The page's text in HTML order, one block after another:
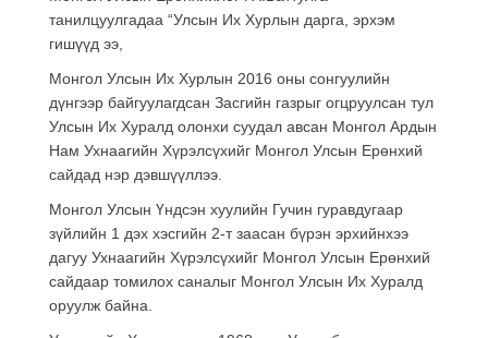
танилцуулгадаа “Улсын Их Хурлын дарга, эрхэм
гишүүд ээ,
Монгол Улсын Их Хурлын 2016 оны сонгуулийн
дүнгээр байгуулагдсан Засгийн газрыг огцруулсан тул
Улсын Их Хуралд олонхи суудал авсан Монгол Ардын
Нам Ухнаагийн Хүрэлсүхийг Монгол Улсын Ерөнхий
сайдад нэр дэвшүүллээ.
Монгол Улсын Үндсэн хуулийн Гучин гуравдугаар
зүйлийн 1 дэх хэсгийн 2-т заасан бүрэн эрхийнхээ
дагуу Ухнаагийн Хүрэлсүхийг Монгол Улсын Ерөнхий
сайдаар томилох саналыг Монгол Улсын Их Хуралд
оруулж байна.